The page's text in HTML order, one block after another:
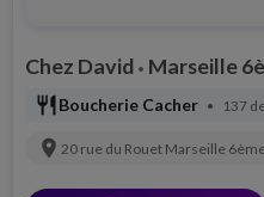
Chez David • Marseille
restaurant Boucherie Cacher • 137
location_on 20 rue du Rouet Marseille